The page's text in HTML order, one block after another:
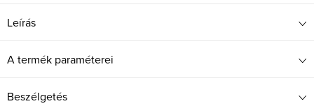
Leírás
A termék paraméterei
Beszélgetés